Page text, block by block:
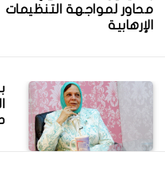
محاور لمواجهة التنظيمات
الإرهابية